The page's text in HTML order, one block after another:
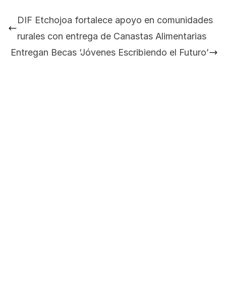
DIF Etchojoa fortalece apoyo en comunidades
rurales con entrega de Canastas Alimentarias
Entregan Becas ‘Jóvenes Escribiendo el Futuro’
de Sonora Dr. Alfonso Durazo se esperan
importantes anuncios en el tema de salud
para la Universidad y para el municipio